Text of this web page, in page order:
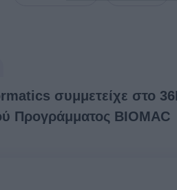
συμμετείχε στο
Προγράμματος BIOMAC